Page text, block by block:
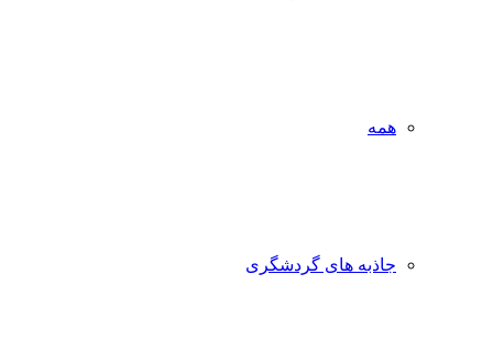
همه
جاذبه‌ های گردشگری